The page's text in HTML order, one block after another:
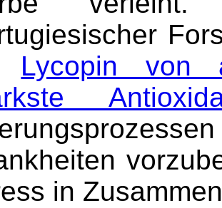
Lycopin von
in